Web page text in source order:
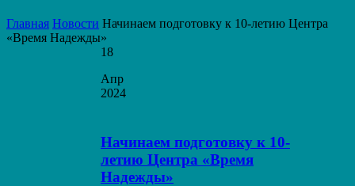
Главная Новости Начинаем подготовку к 10-летию Центра
«Время Надежды»
18
Апр
2024
Начинаем подготовку к 10-
летию Центра «Время
Надежды»